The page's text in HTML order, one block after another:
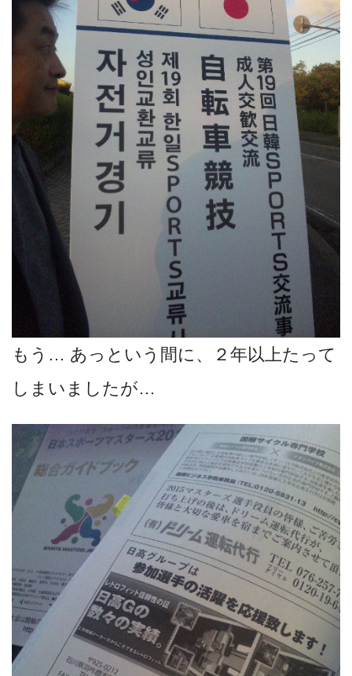
もう… あっという間に、２年以上たって
しまいましたが…